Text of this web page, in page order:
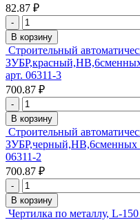
82.87 ₽
-
В корзину
Строительный
арт. 06311-3
700.87 ₽
-
В корзину
Строительный
ЗУБР,черный,HB,6сменных
06311-2
700.87 ₽
-
В корзину
Чертилка по металлу, L-